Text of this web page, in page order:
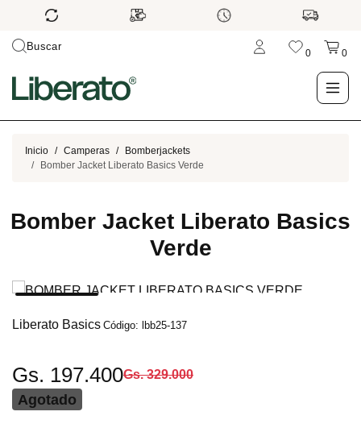
Buscar
0 0
LO NUEVO
BLOG
Inicio Camperas
Bomberjackets
Bomber Jacket Liberato Basics Verde
Bomber Jacket Liberato Basics
Verde
Liberato Basics Código: lbb25-137
Gs. 197.400Gs. 329.000
Agotado